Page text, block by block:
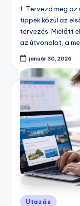
1. Tervezd meg
tippek közül az
tervezés. Mielőtt
az útvonalat, a
január 30, 2026
Posted
Utazás